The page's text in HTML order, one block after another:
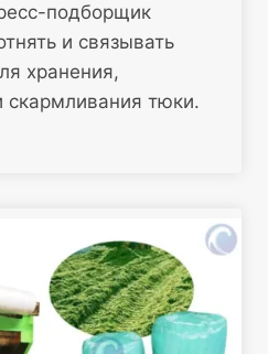
подборщик
и связывать
хранения,
скармливания тюки.